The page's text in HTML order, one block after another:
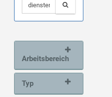
Arbeitsbereich
Typ